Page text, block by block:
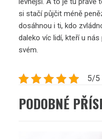
si stačí půjčit méně
dosáhnou i ti, kdo
daleko víc lidí, kteří u
svém.
5/5
PODOBNÉ